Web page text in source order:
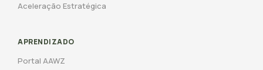
Aceleração Estratégica
APRENDIZADO
Portal AAWZ